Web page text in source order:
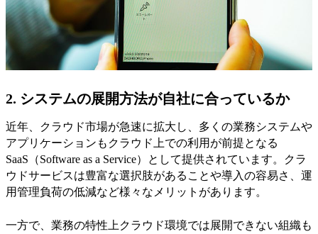
2. システムの展開方法が自社に合っているか
近年、クラウド市場が急速に拡大し、多くの業務システムや
アプリケーションもクラウド上での利用が前提となる
SaaS（Software as a Service）として提供されています。クラ
ウドサービスは豊富な選択肢があることや導入の容易さ、運
用管理負荷の低減など様々なメリットがあります。
一方で、業務の特性上クラウド環境では展開できない組織も